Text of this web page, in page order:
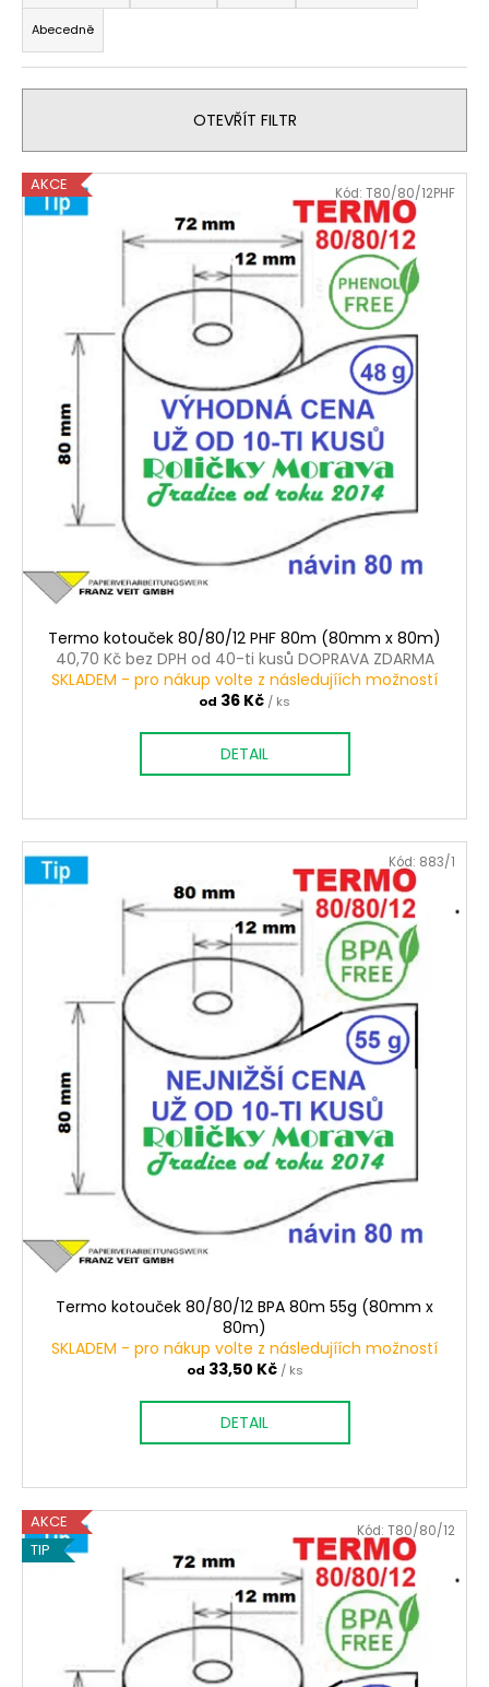
z
e
n
r
o
d
Abecedně
OTEVŘÍT FILTR
V
ý
AKCE
Termo kotouček 80/80/12 PHF 80m (80mm x 80m)
40,70 Kč bez DPH od 40-ti kusů DOPRAVA ZDARMA
SKLADEM - pro nákup volte z následujíích možností
od 36 Kč / ks
DETAIL
Kód: T80/80/12PHF
Termo kotouček 80/80/12 BPA 80m 55g (80mm x
80m)
SKLADEM - pro nákup volte z následujíích možností
od 33,50 Kč / ks
DETAIL
Kód: 883/1
AKCE
TIP
Kód: T80/80/12
(80MM
78M)
27,50
Kč